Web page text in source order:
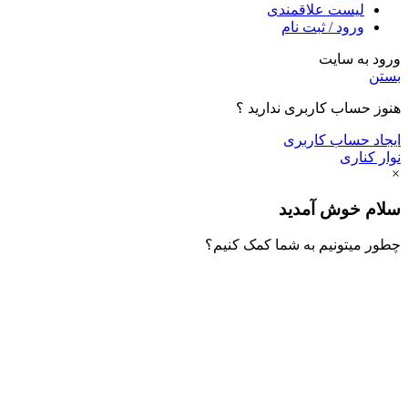
لیست علاقمندی
ورود / ثبت نام
ورود به سایت
بستن
هنوز حساب کاربری ندارید ؟
ایجاد حساب کاربری
نوار کناری
×
سلام خوش آمدید
چطور میتونیم به شما کمک کنیم؟